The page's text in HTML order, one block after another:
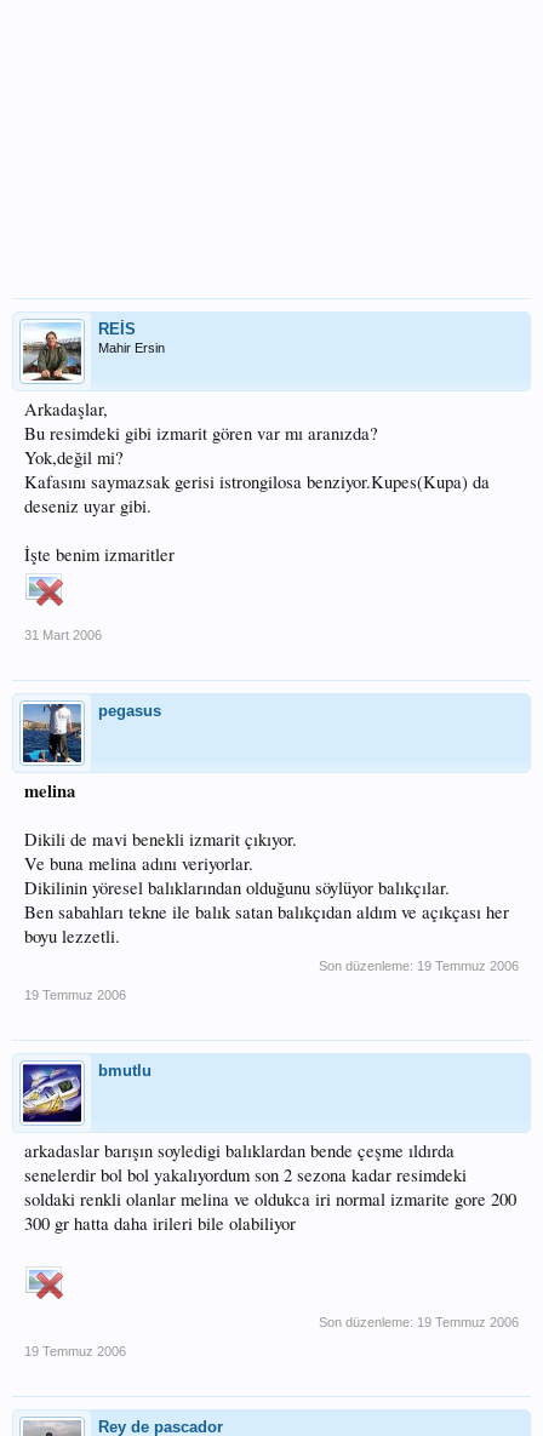
REİS
Mahir Ersin
Arkadaşlar,
Bu resimdeki gibi izmarit gören var mı aranızda?
Yok,değil mi?
Kafasını saymazsak gerisi istrongilosa benziyor.Kupes(Kupa) da
deseniz uyar gibi.
İşte benim izmaritler
31 Mart 2006
pegasus
melina
Dikili de mavi benekli izmarit çıkıyor.
Ve buna melina adını veriyorlar.
Dikilinin yöresel balıklarından olduğunu söylüyor balıkçılar.
Ben sabahları tekne ile balık satan balıkçıdan aldım ve açıkçası her
boyu lezzetli.
Son düzenleme: 19 Temmuz 2006
19 Temmuz 2006
bmutlu
arkadaslar barışın soyledigi balıklardan bende çeşme ıldırda
senelerdir bol bol yakalıyordum son 2 sezona kadar resimdeki
soldaki renkli olanlar melina ve oldukca iri normal izmarite gore 200
300 gr hatta daha irileri bile olabiliyor
Son düzenleme: 19 Temmuz 2006
19 Temmuz 2006
Rey de pascador